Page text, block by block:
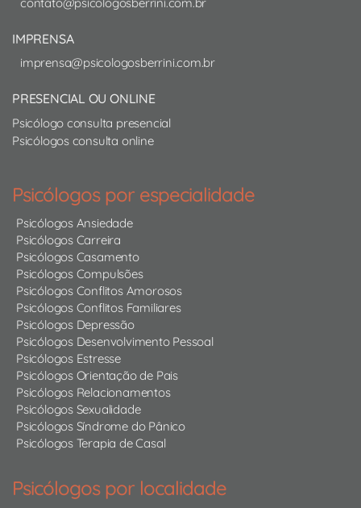
contato@psicologosberrini.com.br
IMPRENSA
imprensa@psicologosberrini.com.br
PRESENCIAL OU ONLINE
Psicólogo consulta presencial
Psicólogos consulta online
Psicólogos por especialidade
Psicólogos Ansiedade
Psicólogos Carreira
Psicólogos Casamento
Psicólogos Compulsões
Psicólogos Conflitos Amorosos
Psicólogos Conflitos Familiares
Psicólogos Depressão
Psicólogos Desenvolvimento Pessoal
Psicólogos Estresse
Psicólogos Orientação de Pais
Psicólogos Relacionamentos
Psicólogos Sexualidade
Psicólogos Síndrome do Pânico
Psicólogos Terapia de Casal
Psicólogos por localidade